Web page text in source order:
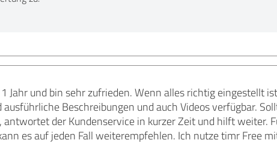
Jahr und bin sehr zufrieden. Wenn alles richtig eingestellt
Beschreibungen und auch Videos verfügbar.
der Kundenservice in kurzer Zeit und hilft weiter.
es auf jeden Fall weiterempfehlen. Ich nutze timr Free